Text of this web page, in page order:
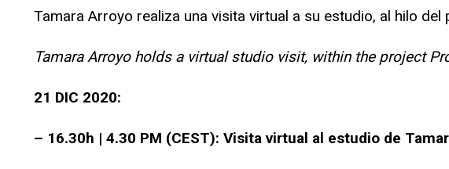
Tamara Arroyo realiza una visita virtual a su estudio, al hilo
Tamara Arroyo holds a virtual studio visit, within the project
21 DIC 2020:
– 16.30h | 4.30 PM (CEST): Visita virtual al estudio de